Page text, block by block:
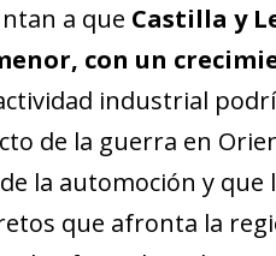
a que Castilla y
con un
industrial
de la guerra en
la automoción y que
que afronta la